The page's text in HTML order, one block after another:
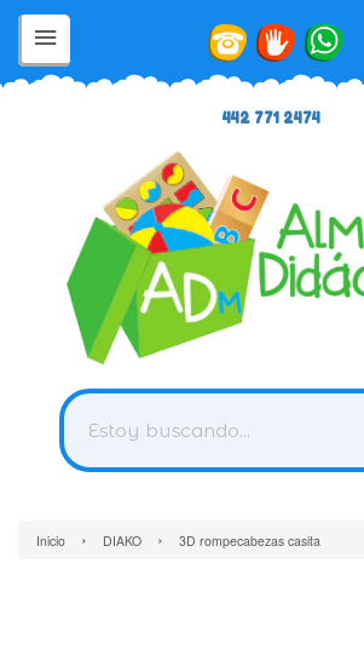
442 771 2474
Inicio › DIAKO › 3D rompecabezas casita